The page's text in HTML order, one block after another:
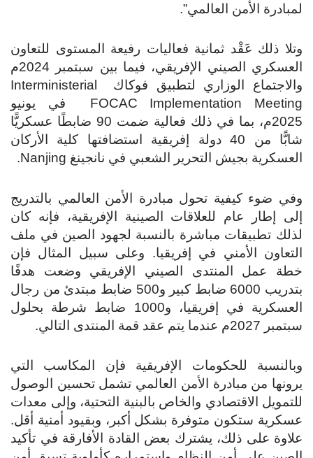
لمبادرة الأمن العالمي”.
وتلا ذلك عَقْد ثمانية فعاليات رفيعة المستوى للتعاون
العسكري الصيني الإفريقي، فيما بين سبتمبر 2024م
والاجتماع الوزاري لتطبيق فوكاك Interministerial
FOCAC Implementation Meeting في يونيو
2025م، بما في ذلك فعالية ضمت 90 ضابطًا عسكريًّا
شابًّا من 40 دولة إفريقية استضافتها كلية الأركان
العسكرية بجيش التحرير الشعبي في نانجينغ Nanjing.
وفي ضوء كيفية تحول مبادرة الأمن العالمي بالتدريج
إلى إطار عام للعلاقات الصينية الإفريقية، فإنه كان
لذلك تطبيقات مباشرة بالنسبة لجهود الصين في ملف
التعاون الأمني في إفريقيا. وعلى سبيل المثال فإن
خطة عمل المنتدى الصيني الإفريقي وضعت هدفًا
بتدريب 6000 ضابط كبير و500 ضابط مبتدئ من رجال
العسكرية في إفريقيا، و1000 ضابط شرطة بحلول
سبتمبر 2027م عندما يتم عقد قمة المنتدى التالي.
وبالنسبة للحكومات الإفريقية فإن المكاسب التي
يرونها من مبادرة الأمن العالمي تشمل تحسين الوصول
للتمويل الاقتصادي والخاص بالبنية التحتية، وإلى معدات
عسكرية ستكون متوفرة بشكل أكبر، وبقيود أمنية أقل.
علاوة على ذلك، يشترك بعض القادة الأفارقة في تأكيد